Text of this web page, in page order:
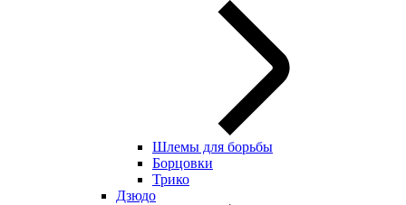
Шлемы для борьбы
Борцовки
Трико
Дзюдо